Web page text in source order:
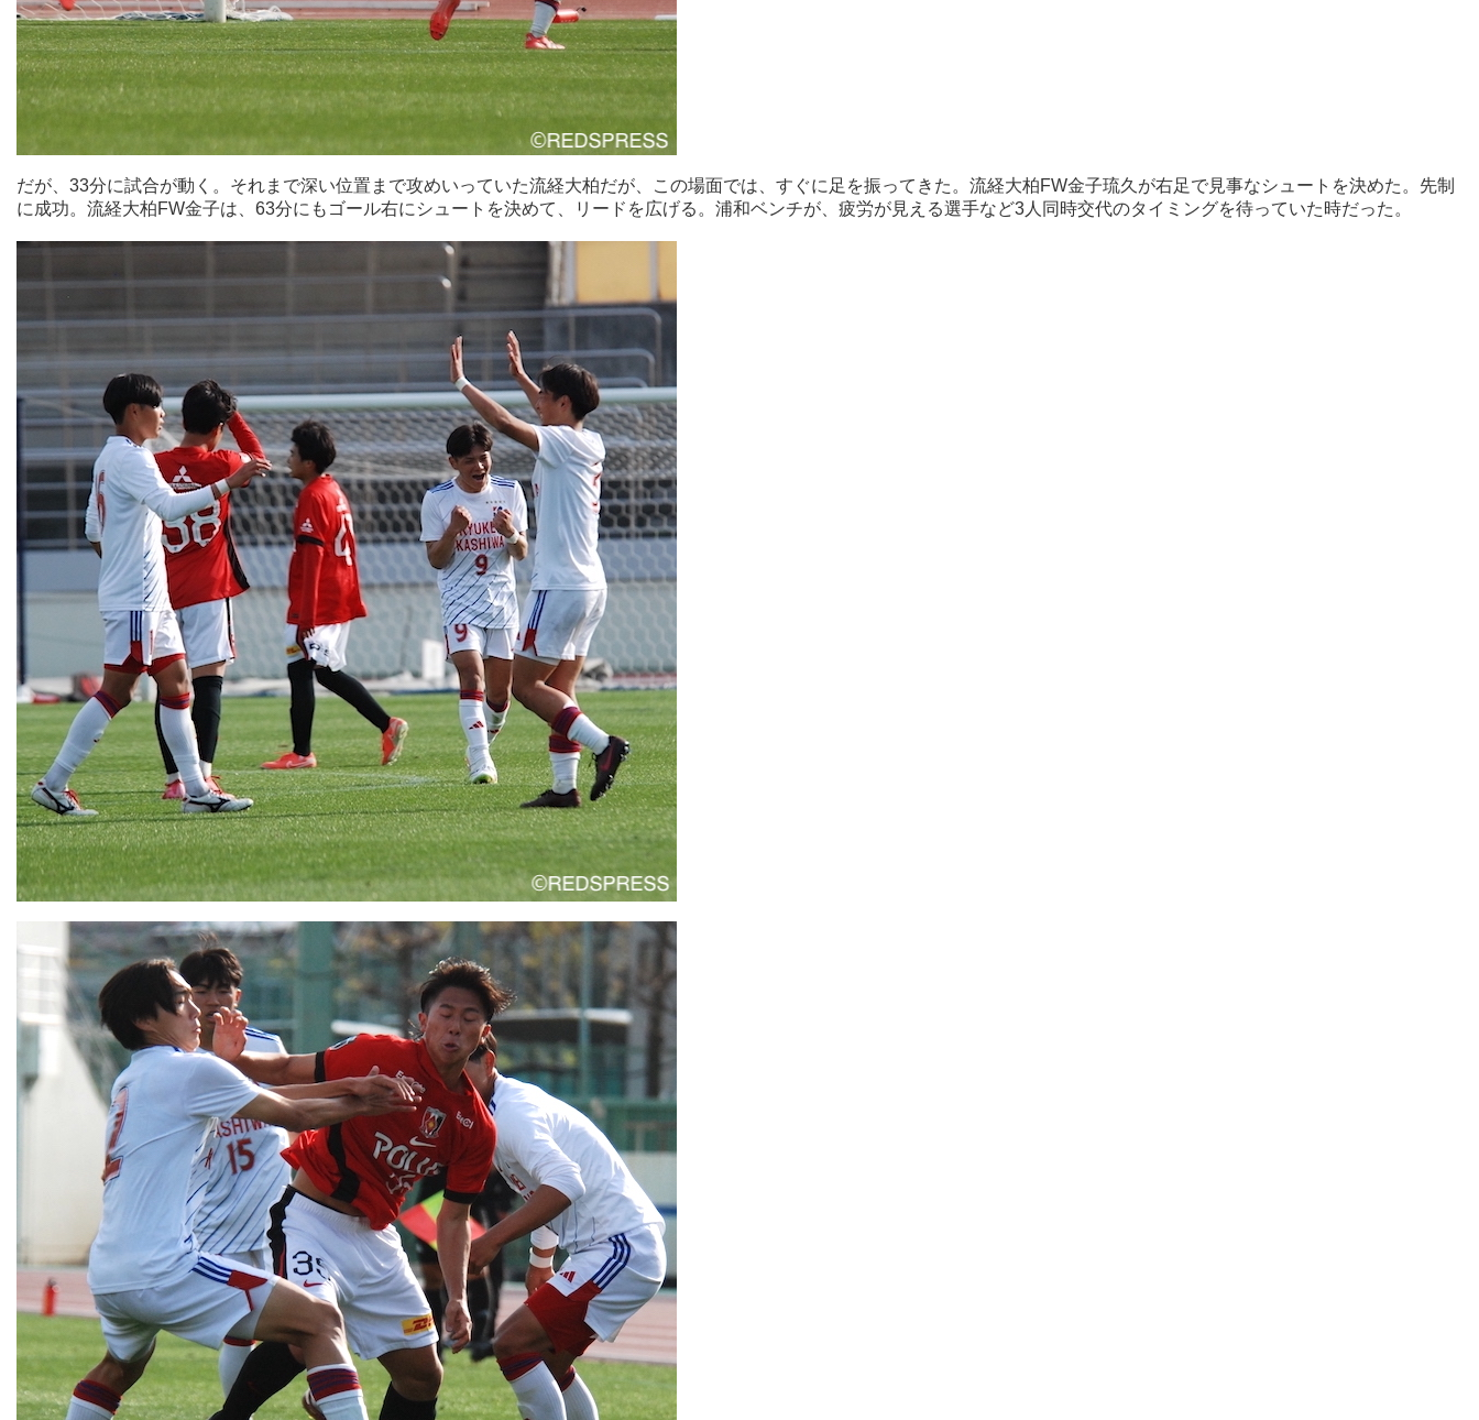
だが、33分に試合が動く。それまで深い位置まで攻めいっていた流経大柏だが、この場面では、すぐに足を振ってきた。流経大柏FW金子琉久が右足で見事なシュートを決めた。先制
に成功。流経大柏FW金子は、63分にもゴール右にシュートを決めて、リードを広げる。浦和ベンチが、疲労が見える選手など3人同時交代のタイミングを待っていた時だった。